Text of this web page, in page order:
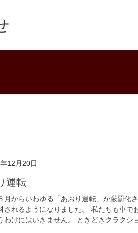
12月20日
り運転
月からいわゆる「あおり運転」が厳罰化
されるようになりました。 私たちも車で
わけにはいきません。 ときどきクラクシ